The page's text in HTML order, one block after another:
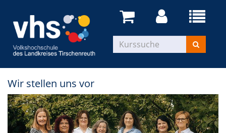
Wir stellen uns vor